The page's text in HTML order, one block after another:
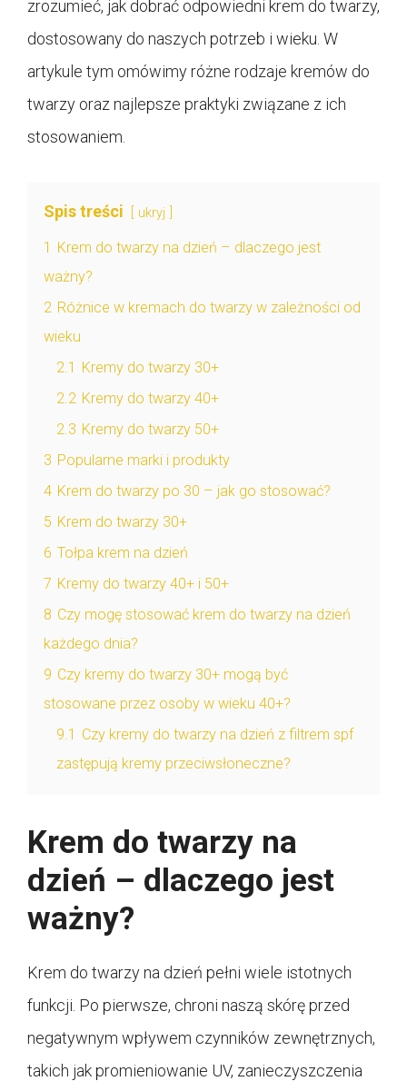
zrozumieć, jak dobrać odpowiedni krem do twarzy,
dostosowany do naszych potrzeb i wieku. W
artykule tym omówimy różne rodzaje kremów do
twarzy oraz najlepsze praktyki związane z ich
stosowaniem.
Spis treści ukryj
1 Krem do twarzy na dzień – dlaczego jest
ważny?
2 Różnice w kremach do twarzy w zależności od
wieku
2.1 Kremy do twarzy 30+
2.2 Kremy do twarzy 40+
2.3 Kremy do twarzy 50+
3 Popularne marki i produkty
4 Krem do twarzy po 30 – jak go stosować?
5 Krem do twarzy 30+
6 Tołpa krem na dzień
7 Kremy do twarzy 40+ i 50+
8 Czy mogę stosować krem do twarzy na dzień
każdego dnia?
9 Czy kremy do twarzy 30+ mogą być
stosowane przez osoby w wieku 40+?
9.1 Czy kremy do twarzy na dzień z filtrem spf
zastępują kremy przeciwsłoneczne?
Krem do twarzy na
dzień – dlaczego jest
ważny?
Krem do twarzy na dzień pełni wiele istotnych
funkcji. Po pierwsze, chroni naszą skórę przed
negatywnym wpływem czynników zewnętrznych,
takich jak promieniowanie UV, zanieczyszczenia